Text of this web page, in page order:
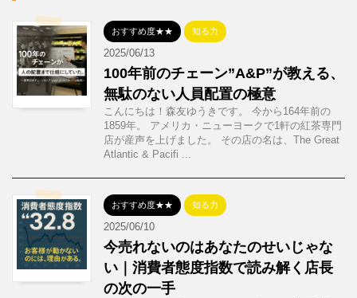
おすすめ度★★ 知る力
2025/06/13
100年前のチェーン”A&P”が教える、
無駄のない人員配置の極意
こんにちは！森友ゆうきです。 今から164年前の
1859年。 アメリカ・ニューヨークで1軒の紅茶専門
店が産声を上げました。 その店の名は、The Great
Atlantic & Pacifi ...
おすすめ度★★ 知る力
2025/06/10
今売れないのはあなたのせいじゃな
い｜消費者態度指数で読み解く店長
の次の一手